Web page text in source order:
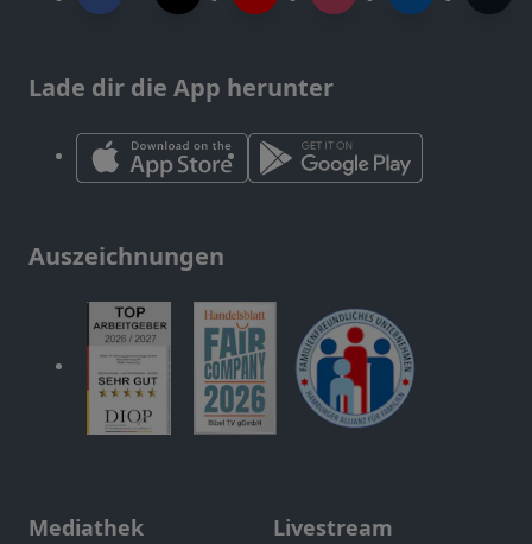
Lade dir die App herunter
Auszeichnungen
Mediathek Livestream